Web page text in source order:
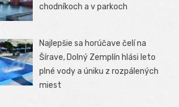
chodníkoch a v parkoch
Najlepšie sa horúčave čelí na
Šírave, Dolný Zemplín hlási leto
plné vody a úniku z rozpálených
miest